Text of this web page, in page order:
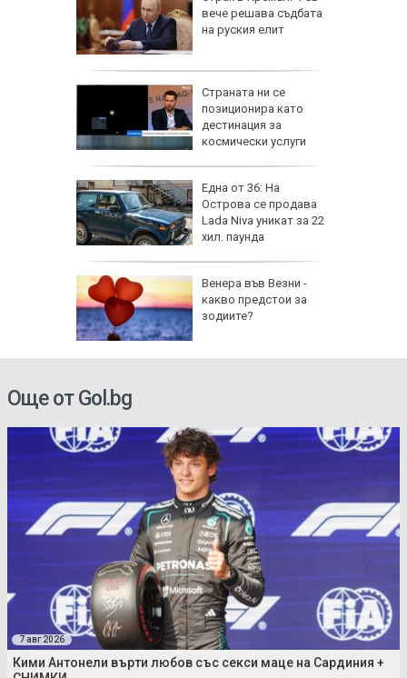
вече решава съдбата
на руския елит
Страната ни се
позиционира като
дестинация за
космически услуги
Една от 36: На
Острова се продава
Lada Niva уникат за 22
хил. паунда
Венера във Везни -
какво предстои за
зодиите?
Още от Gol.bg
7 авг 2026
Кими Антонели върти любов със секси маце на Сардиния +